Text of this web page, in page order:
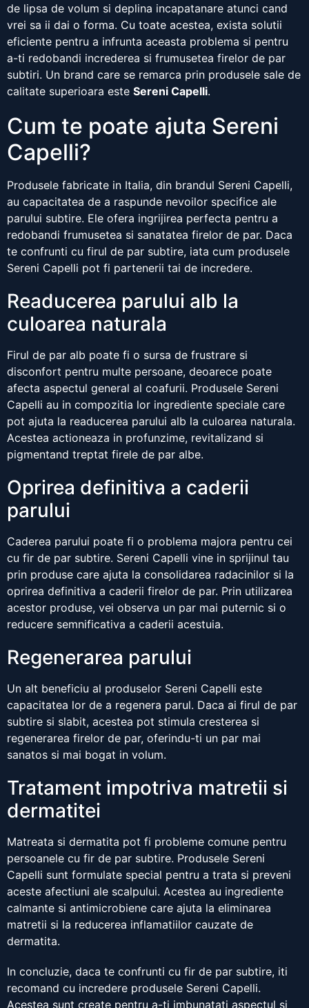
de lipsa de volum si deplina incapatanare atunci cand
vrei sa ii dai o forma. Cu toate acestea, exista solutii
eficiente pentru a infrunta aceasta problema si pentru
a-ti redobandi increderea si frumusetea firelor de par
subtiri. Un brand care se remarca prin produsele sale de
calitate superioara este Sereni Capelli.
Cum te poate ajuta Sereni
Capelli?
Produsele fabricate in Italia, din brandul Sereni Capelli,
au capacitatea de a raspunde nevoilor specifice ale
parului subtire. Ele ofera ingrijirea perfecta pentru a
redobandi frumusetea si sanatatea firelor de par. Daca
te confrunti cu firul de par subtire, iata cum produsele
Sereni Capelli pot fi partenerii tai de incredere.
Readucerea parului alb la
culoarea naturala
Firul de par alb poate fi o sursa de frustrare si
disconfort pentru multe persoane, deoarece poate
afecta aspectul general al coafurii. Produsele Sereni
Capelli au in compozitia lor ingrediente speciale care
pot ajuta la readucerea parului alb la culoarea naturala.
Acestea actioneaza in profunzime, revitalizand si
pigmentand treptat firele de par albe.
Oprirea definitiva a caderii
parului
Caderea parului poate fi o problema majora pentru cei
cu fir de par subtire. Sereni Capelli vine in sprijinul tau
prin produse care ajuta la consolidarea radacinilor si la
oprirea definitiva a caderii firelor de par. Prin utilizarea
acestor produse, vei observa un par mai puternic si o
reducere semnificativa a caderii acestuia.
Regenerarea parului
Un alt beneficiu al produselor Sereni Capelli este
capacitatea lor de a regenera parul. Daca ai firul de par
subtire si slabit, acestea pot stimula cresterea si
regenerarea firelor de par, oferindu-ti un par mai
sanatos si mai bogat in volum.
Tratament impotriva matretii si
dermatitei
Matreata si dermatita pot fi probleme comune pentru
persoanele cu fir de par subtire. Produsele Sereni
Capelli sunt formulate special pentru a trata si preveni
aceste afectiuni ale scalpului. Acestea au ingrediente
calmante si antimicrobiene care ajuta la eliminarea
matretii si la reducerea inflamatiilor cauzate de
dermatita.
In concluzie, daca te confrunti cu fir de par subtire, iti
recomand cu incredere produsele Sereni Capelli.
Acestea sunt create pentru a-ti imbunatati aspectul si